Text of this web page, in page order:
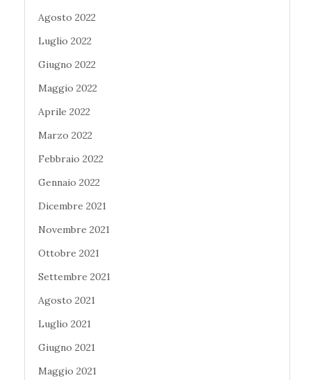
Agosto 2022
Luglio 2022
Giugno 2022
Maggio 2022
Aprile 2022
Marzo 2022
Febbraio 2022
Gennaio 2022
Dicembre 2021
Novembre 2021
Ottobre 2021
Settembre 2021
Agosto 2021
Luglio 2021
Giugno 2021
Maggio 2021